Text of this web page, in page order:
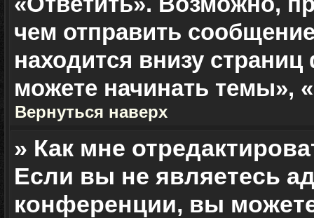
чем отправить
находится внизу
можете начинать темы»,
Вернуться наверх
» Как мне
Если вы не являетесь
конференции, вы